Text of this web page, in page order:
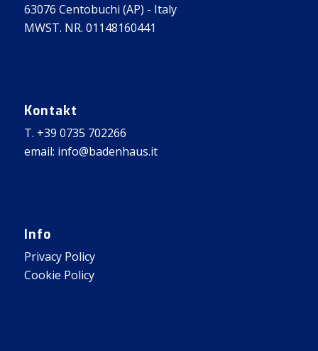
63076 Centobuchi (AP) - Italy
MWST. NR. 01148160441
Kontakt
T. +39 0735 702266
email: info@badenhaus.it
Info
Privacy Policy
Cookie Policy